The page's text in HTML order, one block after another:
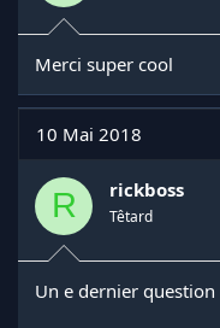
Merci super cool
10 Mai 2018
R rickboss
Têtard
Un e dernier